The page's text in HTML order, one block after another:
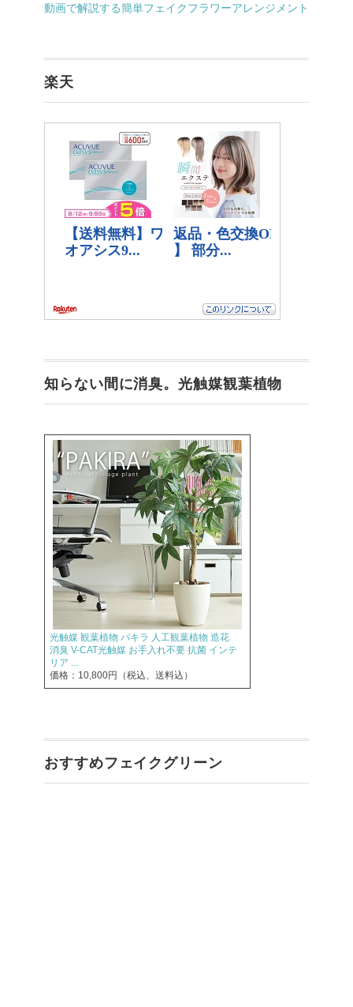
動画で解説する簡単フェイクフラワーアレンジメント
楽天
知らない間に消臭。光触媒観葉植物
光触媒 観葉植物 パキラ 人工観葉植物 造花
消臭 V-CAT光触媒 お手入れ不要 抗菌 インテ
リア ...
価格：10,800円（税込、送料込）
おすすめフェイクグリーン